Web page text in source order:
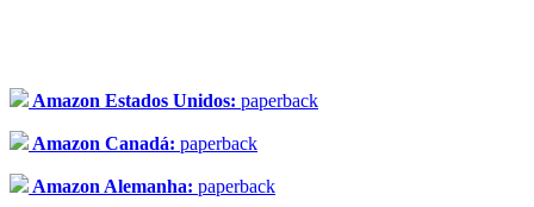
Amazon Estados Unidos: paperback
Amazon Canadá: paperback
Amazon Alemanha: paperback